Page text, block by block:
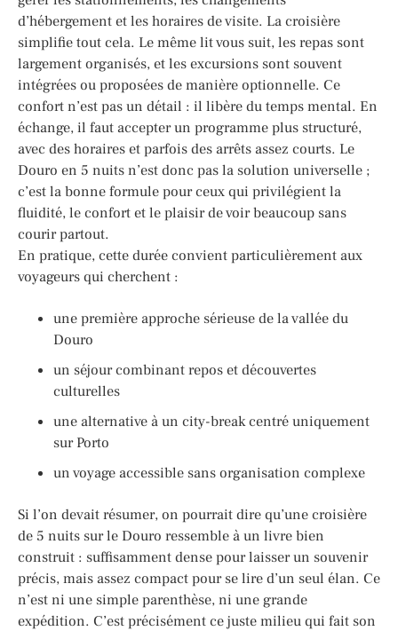
d’hébergement et les horaires de visite. La croisière
simplifie tout cela. Le même lit vous suit, les repas sont
largement organisés, et les excursions sont souvent
intégrées ou proposées de manière optionnelle. Ce
confort n’est pas un détail : il libère du temps mental. En
échange, il faut accepter un programme plus structuré,
avec des horaires et parfois des arrêts assez courts. Le
Douro en 5 nuits n’est donc pas la solution universelle ;
c’est la bonne formule pour ceux qui privilégient la
fluidité, le confort et le plaisir de voir beaucoup sans
courir partout.
En pratique, cette durée convient particulièrement aux
voyageurs qui cherchent :
une première approche sérieuse de la vallée du
Douro
un séjour combinant repos et découvertes
culturelles
une alternative à un city-break centré uniquement
sur Porto
un voyage accessible sans organisation complexe
Si l’on devait résumer, on pourrait dire qu’une croisière
de 5 nuits sur le Douro ressemble à un livre bien
construit : suffisamment dense pour laisser un souvenir
précis, mais assez compact pour se lire d’un seul élan. Ce
n’est ni une simple parenthèse, ni une grande
expédition. C’est précisément ce juste milieu qui fait son